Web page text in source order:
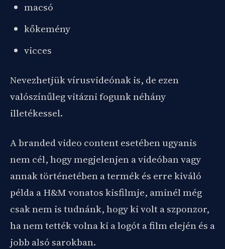
macsó
kőkemény
vicces
Nevezhetjük vírusvideónak is, de ezen
valószínűleg vitázni fogunk néhány
illetékessel.
A branded video content esetében ugyanis
nem cél, hogy megjelenjen a videóban vagy
annak történetében a termék és erre kiváló
példa a H&M vonatos kisfilmje, aminél még
csak nem is tudnánk, hogy ki volt a szponzor,
ha nem tették volna ki a logót a film elején és a
jobb alsó sarokban.